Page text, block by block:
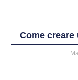
Come